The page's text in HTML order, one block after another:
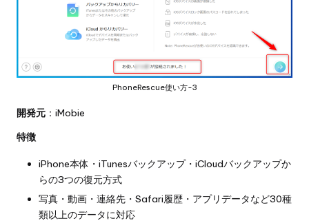
PhoneRescue使い方-3
開発元 ：iMobie
特徴
iPhone本体・iTunesバックアップ・iCloudバックアップか
らの3つの復元方式
写真・動画・連絡先・Safari履歴・アプリデータなど30種
類以上のデータに対応